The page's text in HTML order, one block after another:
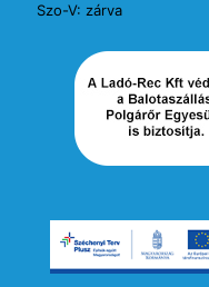
Szo-V: zárva